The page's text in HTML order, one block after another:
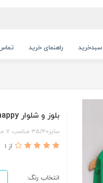
سبدخرید راهنمای خرید
بلوز و شلوار happy کد ۲۴۷۴
سایز۳۵/۴۰ مناسب ۷ ماه تا ۳ سال
از 1
انتخاب رنگ: